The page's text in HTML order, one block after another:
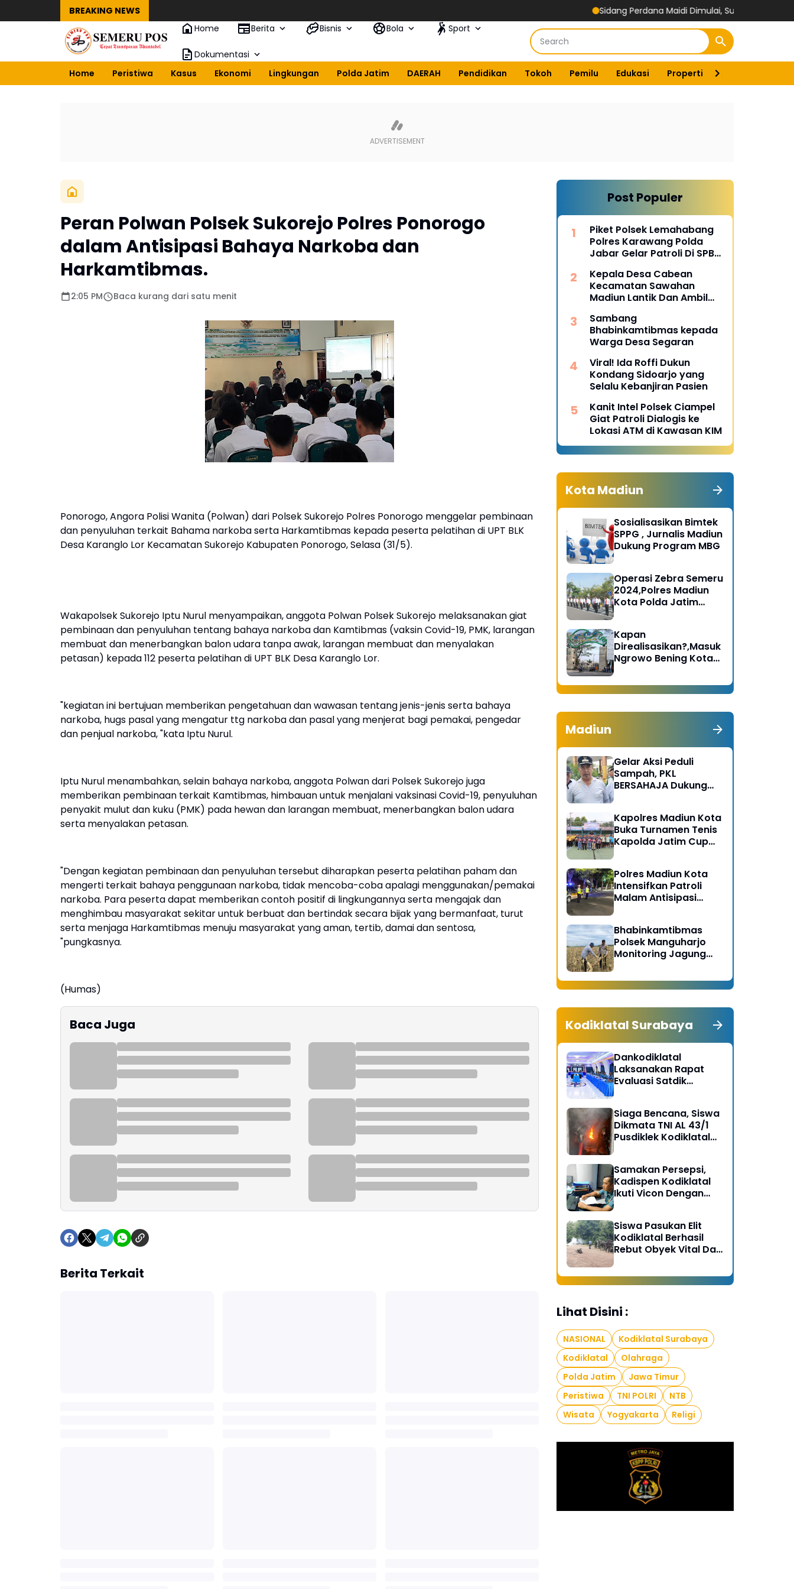
BREAKING NEWS
Sidang Perdana Maidi Dimulai, Suryajiyoso Ingatkan
Home
Berita Bisnis Bola Sport
Dokumentasi
Home
Peristiwa Kasus Ekonomi Lingkungan Polda Jatim DAERAH Pendidikan Tokoh Pemilu Edukasi Properti
Peran Polwan Polsek Sukorejo Polres Ponorogo
dalam Antisipasi Bahaya Narkoba dan
Harkamtibmas.
2:05 PM Baca kurang dari satu menit
Ponorogo, Angora Polisi Wanita (Polwan) dari Polsek Sukorejo Polres Ponorogo menggelar pembinaan
dan penyuluhan terkait Bahama narkoba serta Harkamtibmas kepada peserta pelatihan di UPT BLK
Desa Karanglo Lor Kecamatan Sukorejo Kabupaten Ponorogo, Selasa (31/5).
Wakapolsek Sukorejo Iptu Nurul menyampaikan, anggota Polwan Polsek Sukorejo melaksanakan giat
pembinaan dan penyuluhan tentang bahaya narkoba dan Kamtibmas (vaksin Covid-19, PMK, larangan
membuat dan menerbangkan balon udara tanpa awak, larangan membuat dan menyalakan
petasan) kepada 112 peserta pelatihan di UPT BLK Desa Karanglo Lor.
"kegiatan ini bertujuan memberikan pengetahuan dan wawasan tentang jenis-jenis serta bahaya
narkoba, hugs pasal yang mengatur ttg narkoba dan pasal yang menjerat bagi pemakai, pengedar
dan penjual narkoba, "kata Iptu Nurul.
Iptu Nurul menambahkan, selain bahaya narkoba, anggota Polwan dari Polsek Sukorejo juga
memberikan pembinaan terkait Kamtibmas, himbauan untuk menjalani vaksinasi Covid-19, penyuluhan
penyakit mulut dan kuku (PMK) pada hewan dan larangan membuat, menerbangkan balon udara
serta menyalakan petasan.
"Dengan kegiatan pembinaan dan penyuluhan tersebut diharapkan peserta pelatihan paham dan
mengerti terkait bahaya penggunaan narkoba, tidak mencoba-coba apalagi menggunakan/pemakai
narkoba. Para peserta dapat memberikan contoh positif di lingkungannya serta mengajak dan
menghimbau masyarakat sekitar untuk berbuat dan bertindak secara bijak yang bermanfaat, turut
serta menjaga Harkamtibmas menuju masyarakat yang aman, tertib, damai dan sentosa,
"pungkasnya.
(Humas)
Baca Juga
Berita Terkait
Post Populer
Piket Polsek Lemahabang
Polres Karawang Polda
Jabar Gelar Patroli Di SPBU
Kepala Desa Cabean
Kecamatan Sawahan
Madiun Lantik Dan Ambil
Sambang
Bhabinkamtibmas kepada
Warga Desa Segaran
Viral! Ida Roffi Dukun
Kondang Sidoarjo yang
Selalu Kebanjiran Pasien
Kanit Intel Polsek Ciampel
Giat Patroli Dialogis ke
Lokasi ATM di Kawasan KIM
Kota Madiun
Sosialisasikan Bimtek
SPPG , Jurnalis Madiun
Dukung Program MBG
Operasi Zebra Semeru
2024,Polres Madiun
Kota Polda Jatim
Kapan
Direalisasikan?,Masuk
Ngrowo Bening Kota
Dikenakan Tarif
Madiun
Gelar Aksi Peduli
Sampah, PKL
BERSAHAJA Dukung
Madiun
Kapolres Madiun Kota
Buka Turnamen Tenis
Kapolda Jatim Cup
Polres Madiun Kota
Intensifkan Patroli
Malam Antisipasi
Bhabinkamtibmas
Polsek Manguharjo
Monitoring Jagung
Dukung Swasembada
Pangan 2026
Kodiklatal Surabaya
Dankodiklatal
Laksanakan Rapat
Evaluasi Satdik
Siaga Bencana, Siswa
Dikmata TNI AL 43/1
Pusdiklek Kodiklatal
Kobocoran
Samakan Persepsi,
Kadispen Kodiklatal
Ikuti Vicon Dengan
Siswa Pasukan Elit
Kodiklatal Berhasil
Rebut Obyek Vital Dari
Lihat Disini :
NASIONAL
Kodiklatal Surabaya
Kodiklatal
Olahraga
Polda Jatim
Jawa Timur
Peristiwa
TNI POLRI
NTB
Wisata
Yogyakarta Religi